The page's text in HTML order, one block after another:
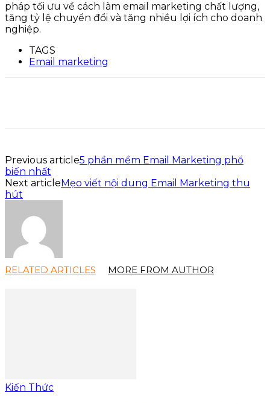
pháp tối ưu về cách làm email marketing chất lượng,
tăng tỷ lệ chuyển đổi và tăng nhiều lợi ích cho doanh
nghiệp.
TAGS
Email marketing
Previous article5 phần mềm Email Marketing phổ
biến nhất
Next article Mẹo viết nội dung Email Marketing thu
hút
RELATED ARTICLES MORE FROM AUTHOR
Kiến Thức